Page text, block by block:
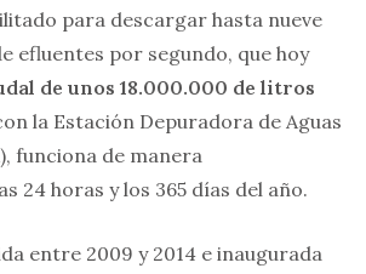
para descargar hasta nueve
efluentes por segundo, que hoy
de unos 18.000.000 de litros
la Estación Depuradora de Aguas
funciona de manera
24 horas y los 365 días del año.
entre 2009 y 2014 e inaugurada